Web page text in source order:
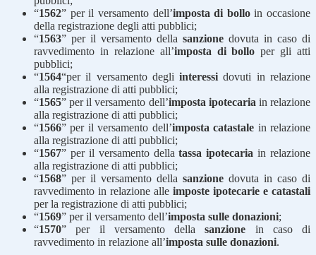
“1562” per il versamento dell’imposta di bolloin occasione
della registrazione degli atti pubblici;
“1563” per il versamento della sanzione dovuta in caso di
ravvedimento in relazione all’imposta di bollo per gli atti
pubblici;
“1564“per il versamento degliinteressi dovuti in relazione
alla registrazione di atti pubblici;
“1565” per il versamento dell’imposta ipotecaria in relazione
alla registrazione di atti pubblici;
“1566” per il versamento dell’imposta catastale in relazione
alla registrazione di atti pubblici;
“1567” per il versamento dellatassa ipotecaria in relazione
alla registrazione di atti pubblici;
“1568” per il versamento della sanzione dovuta in caso di
ravvedimento in relazione alle imposte ipotecarie e catastali
per la registrazione di atti pubblici;
“1569” per il versamento dell’imposta sulle donazioni;
“1570” per il versamento dellasanzione in caso di
ravvedimento in relazione all’imposta sulle donazioni.